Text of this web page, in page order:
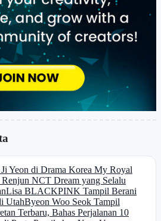
Yeon di Drama Korea My Royal
NCT Dream yang Selalu
Lisa BLACKPINK Tampil Berani
UtahByeon Woo Seok Tampil
Terbaru, Bahas Perjalanan 10